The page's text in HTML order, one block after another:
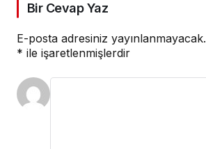
Bir Cevap Yaz
E-posta adresiniz yayınlanmayacak.
* ile işaretlenmişlerdir